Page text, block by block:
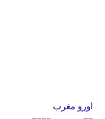
اورو مغرب